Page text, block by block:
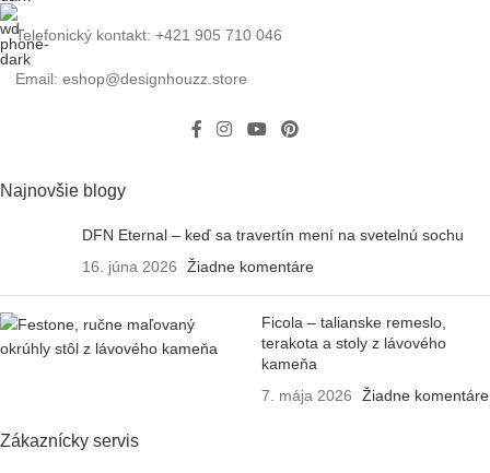
Telefonický kontakt: +421 905 710 046
Email: eshop@designhouzz.store
Najnovšie blogy
DFN Eternal – keď sa travertín mení na svetelnú sochu
16. júna 2026
Žiadne komentáre
Ficola – talianske remeslo,
terakota a stoly z lávového
kameňa
7. mája 2026
Žiadne komentáre
Zákaznícky servis